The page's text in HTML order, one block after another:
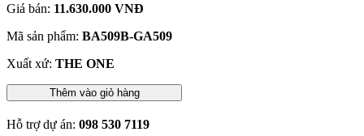
Giá bán: 11.630.000 VNĐ
Mã sản phẩm: BA509B-GA509
Xuất xứ: THE ONE
Thêm vào giỏ hàng
Hỗ trợ dự án: 098 530 7119